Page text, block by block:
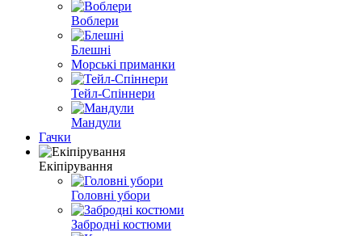
Воблери
Блешні
Морські приманки
Тейл-Спіннери
Мандули
Гачки
Екіпірування
Головні убори
Забродні костюми